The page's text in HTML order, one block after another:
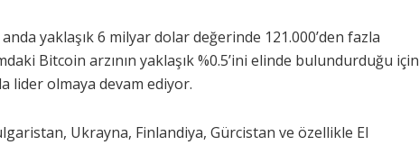
yaklaşık 6 milyar dolar değerinde 121.000’den fazla
Bitcoin arzının yaklaşık %0.5’ini elinde bulundurduğu için
lider olmaya devam ediyor.
Ukrayna, Finlandiya, Gürcistan ve özellikle El